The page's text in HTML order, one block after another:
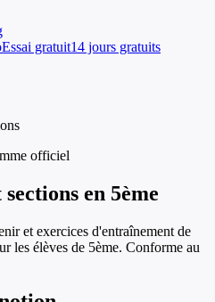
Essai gratuit14 jours gratuits
officiel
en 5ème
et exercices d'entraînement de
les élèves de 5ème. Conforme au